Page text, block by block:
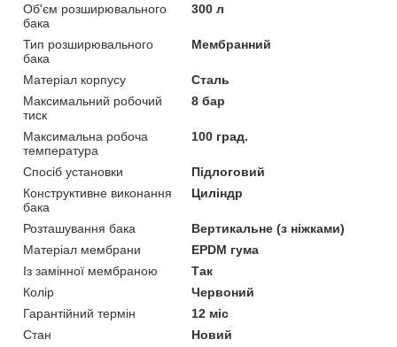
Об'єм розширювального
бака
300 л
Тип розширювального
бака
Мембранний
Матеріал корпусу
Сталь
Максимальний робочий
тиск
8 бар
Максимальна робоча
температура
100 град.
Спосіб установки
Підлоговий
Конструктивне виконання
бака
Циліндр
Розташування бака
Вертикальне (з ніжками)
Матеріал мембрани
EPDM гума
Із замінної мембраною
Так
Колір
Червоний
Гарантійний термін
12 міс
Стан
Новий